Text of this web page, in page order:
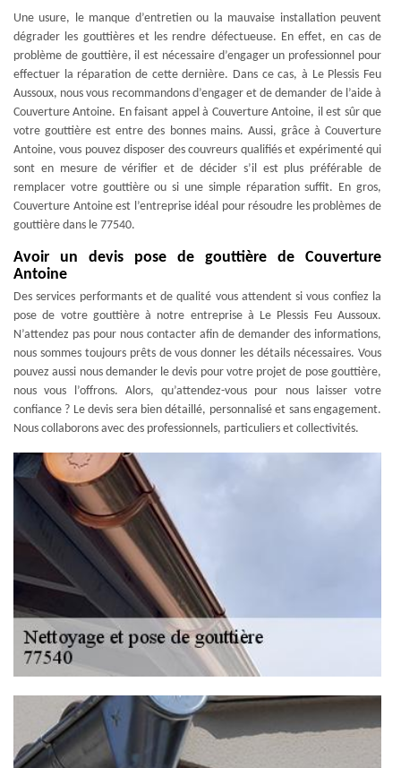
Une usure, le manque d’entretien ou la mauvaise installation peuvent
dégrader les gouttières et les rendre défectueuse. En effet, en cas de
problème de gouttière, il est nécessaire d’engager un professionnel pour
effectuer la réparation de cette dernière. Dans ce cas, à Le Plessis Feu
Aussoux, nous vous recommandons d’engager et de demander de l’aide à
Couverture Antoine. En faisant appel à Couverture Antoine, il est sûr que
votre gouttière est entre des bonnes mains. Aussi, grâce à Couverture
Antoine, vous pouvez disposer des couvreurs qualifiés et expérimenté qui
sont en mesure de vérifier et de décider s’il est plus préférable de
remplacer votre gouttière ou si une simple réparation suffit. En gros,
Couverture Antoine est l’entreprise idéal pour résoudre les problèmes de
gouttière dans le 77540.
Avoir un devis pose de gouttière de Couverture
Antoine
Des services performants et de qualité vous attendent si vous confiez la
pose de votre gouttière à notre entreprise à Le Plessis Feu Aussoux.
N’attendez pas pour nous contacter afin de demander des informations,
nous sommes toujours prêts de vous donner les détails nécessaires. Vous
pouvez aussi nous demander le devis pour votre projet de pose gouttière,
nous vous l’offrons. Alors, qu’attendez-vous pour nous laisser votre
confiance ? Le devis sera bien détaillé, personnalisé et sans engagement.
Nous collaborons avec des professionnels, particuliers et collectivités.